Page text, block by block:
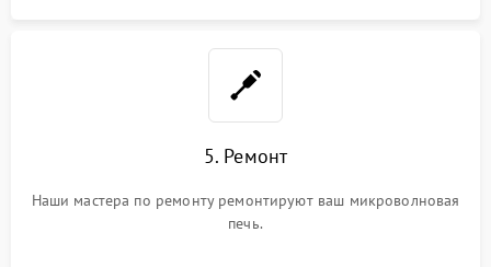
5. Ремонт
Наши мастера по ремонту ремонтируют ваш микроволновая
печь.